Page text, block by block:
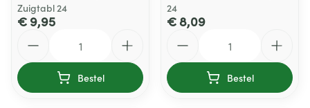
Zuigtabl 24
€ 9,95
Bestel
24
€ 8,09
Bestel